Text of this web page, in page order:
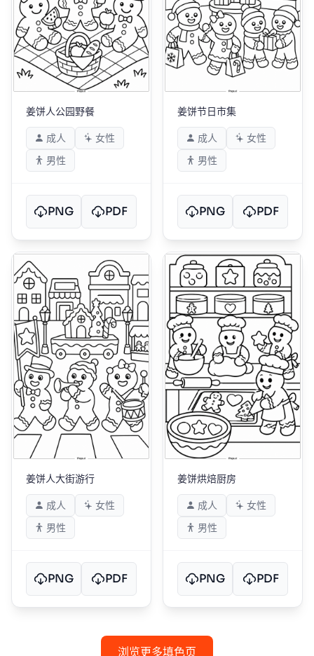
姜饼人公园野餐
成人
女性
男性
PNG PDF
姜饼节日市集
成人
女性
男性
PNG PDF
姜饼人大街游行
成人
女性
男性
PNG PDF
姜饼烘焙厨房
成人
女性
男性
PNG PDF
浏览更多填色页